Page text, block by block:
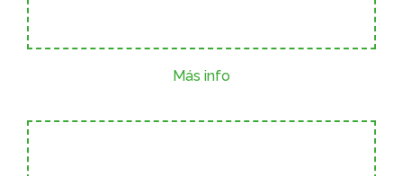
Más info